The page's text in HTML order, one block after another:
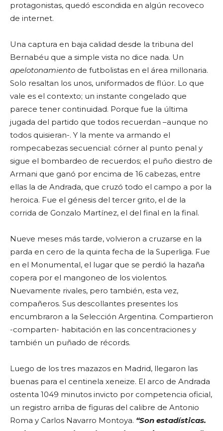
protagonistas, quedó escondida en algún recoveco
de internet.
Una captura en baja calidad desde la tribuna del
Bernabéu que a simple vista no dice nada. Un
apelotonamiento de futbolistas en el área millonaria.
Solo resaltan los unos, uniformados de flúor. Lo que
vale es el contexto; un instante congelado que
parece tener continuidad. Porque fue la última
jugada del partido que todos recuerdan –aunque no
todos quisieran-. Y la mente va armando el
rompecabezas secuencial: córner al punto penal y
sigue el bombardeo de recuerdos; el puño diestro de
Armani que ganó por encima de 16 cabezas, entre
ellas la de Andrada, que cruzó todo el campo a por la
heroica. Fue el génesis del tercer grito, el de la
corrida de Gonzalo Martínez, el del final en la final.
Nueve meses más tarde, volvieron a cruzarse en la
parda en cero de la quinta fecha de la Superliga. Fue
en el Monumental, el lugar que se perdió la hazaña
copera por el mangoneo de los violentos.
Nuevamente rivales, pero también, esta vez,
compañeros. Sus descollantes presentes los
encumbraron a la Selección Argentina. Compartieron
-comparten- habitación en las concentraciones y
también un puñado de récords.
Luego de los tres mazazos en Madrid, llegaron las
buenas para el centinela xeneize. El arco de Andrada
ostenta 1049 minutos invicto por competencia oficial,
un registro arriba de figuras del calibre de Antonio
Roma y Carlos Navarro Montoya. “Son estadísticas.